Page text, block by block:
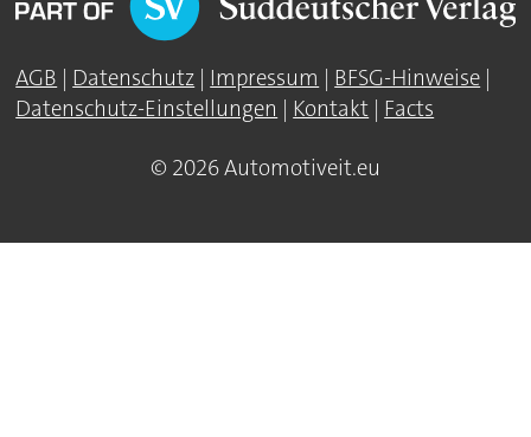
AGB Datenschutz Impressum BFSG-Hinweise
Datenschutz-Einstellungen
Kontakt Facts
© 2026 Automotiveit.eu